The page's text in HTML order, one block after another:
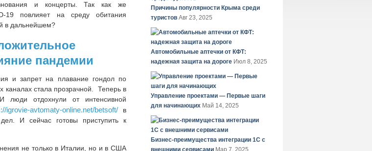
и концерты. Так как же
19 повлияет на среду обитания
в дальнейшем?
пандемии
и запрет на плавание гондол по
каналах стала прозрачной. Теперь в
отдохнули от интенсивной
igrovie-avtomaty-online.net/betsoft/ в
И сейчас готовы приступить к
не только в Италии, но и в США
Причины популярности Крыма среди
туристов Авг 23, 2025
Автомобильные аптечки от КФТ:
надежная защита на дороге Июл 8, 2025
Управление проектами — Первые шаги
для начинающих Май 14, 2025
Бизнес-преимущества интеграции 1С с
внешними сервисами Мар 7, 2025